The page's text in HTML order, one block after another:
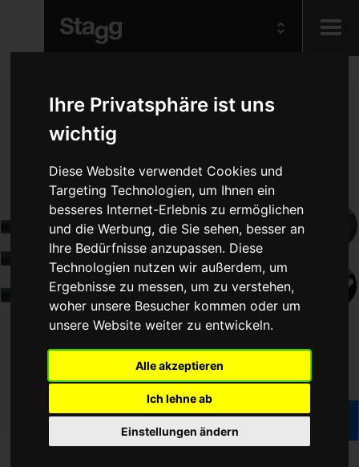
Ihre Privatsphäre ist uns
wichtig
Diese Website verwendet Cookies und
Targeting Technologien, um Ihnen ein
besseres Internet-Erlebnis zu ermöglichen
und die Werbung, die Sie sehen, besser an
Ihre Bedürfnisse anzupassen. Diese
Technologien nutzen wir außerdem, um
Ergebnisse zu messen, um zu verstehen,
woher unsere Besucher kommen oder um
unsere Website weiter zu entwickeln.
Alle akzeptieren
Ich lehne ab
Einstellungen ändern